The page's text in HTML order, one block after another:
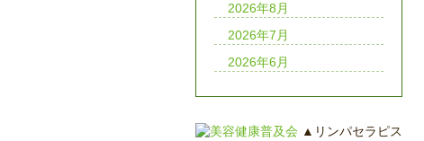
2026年8月
2026年7月
2026年6月
▲リンパセラピス